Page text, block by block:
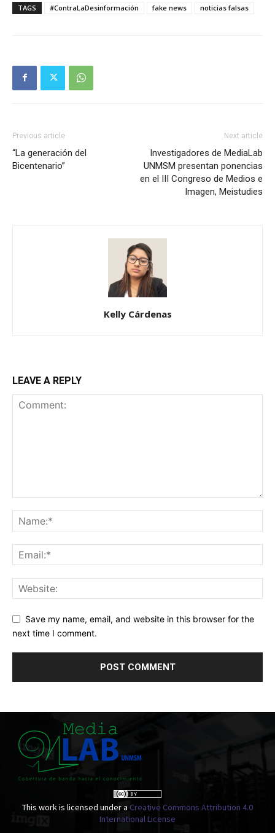
TAGS #ContraLaDesinformación fake news noticias falsas
Previous article
“La generación del
Bicentenario”
Next article
Investigadores de MediaLab
UNMSM presentan ponencias
en el III Congreso de Medios e
Imagen, Meistudies
Kelly Cárdenas
LEAVE A REPLY
Save my name, email, and website in this browser for the
next time I comment.
This work is licensed under a Creative Commons Attribution 4.0
International License